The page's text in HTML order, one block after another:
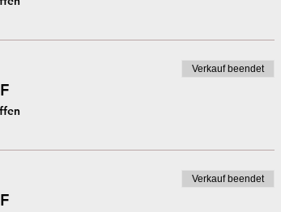
Verkauf beendet
Verkauf beendet